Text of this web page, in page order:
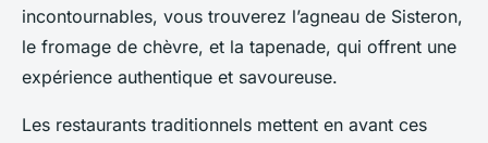
incontournables, vous trouverez l’agneau de Sisteron,
le fromage de chèvre, et la tapenade, qui offrent une
expérience authentique et savoureuse.
Les restaurants traditionnels mettent en avant ces